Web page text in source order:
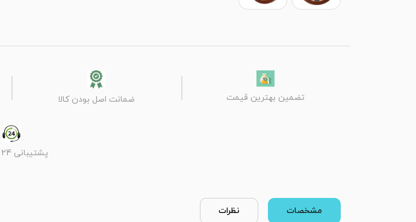
تضمین بهترین قیمت ضمانت اصل بودن کالا
پشتیبانی 24 ساعته
مشخصات نظرات